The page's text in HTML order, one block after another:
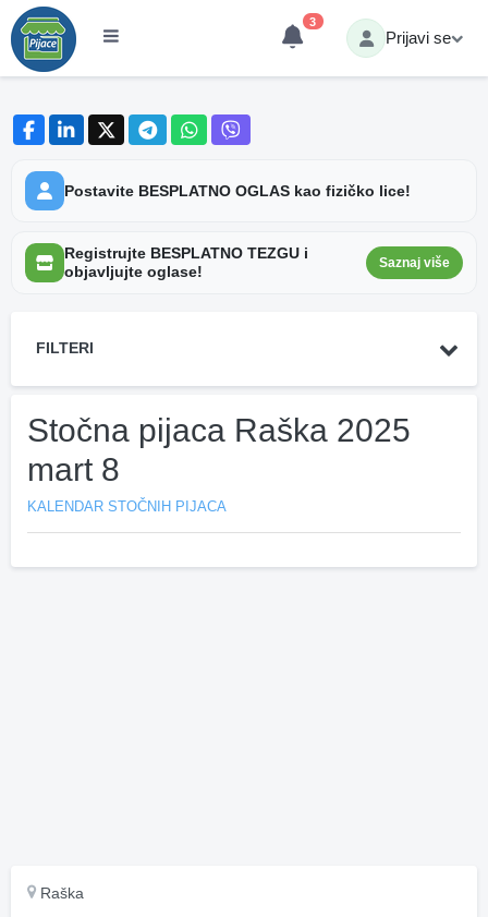
3
Prijavi se
Postavite BESPLATNO OGLAS kao fizičko lice!
Registrujte BESPLATNO TEZGU i
objavljujte oglase!
Saznaj više
FILTERI
Stočna pijaca Raška 2025
mart 8
KALENDAR STOČNIH PIJACA
Raška